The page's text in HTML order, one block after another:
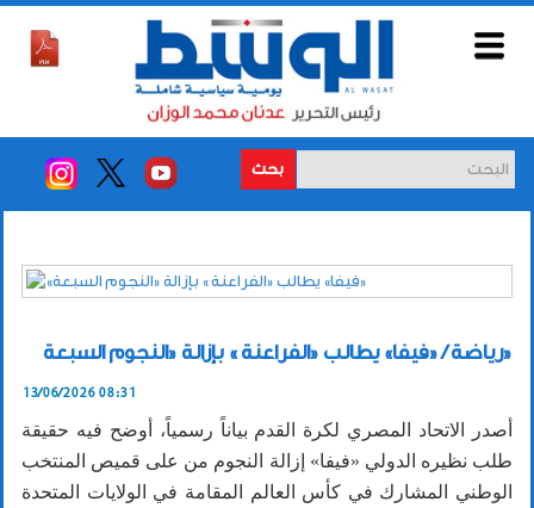
بحث
رياضة / «فيفا» يطالب «الفراعنة » بإزالة «النجوم السبعة»
13/06/2026 08:31
أصدر الاتحاد المصري لكرة القدم بياناً رسمياً، أوضح فيه حقيقة
طلب نظيره الدولي «فيفا» إزالة النجوم من على قميص المنتخب
الوطني المشارك في كأس العالم المقامة في الولايات المتحدة